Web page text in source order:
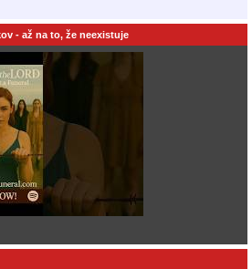
- až na to, že neexistuje